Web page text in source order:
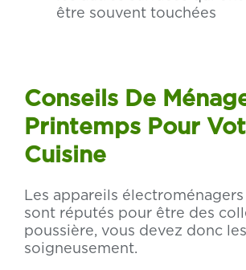
être souvent touchées
Conseils De
Printemps Pour
Cuisine
Les appareils
sont réputés pour être des
poussière, vous devez donc
soigneusement.